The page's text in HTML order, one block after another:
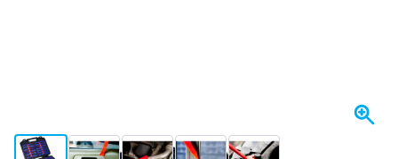
View larger imageView larger imageView larger imageView larger imageView larger image